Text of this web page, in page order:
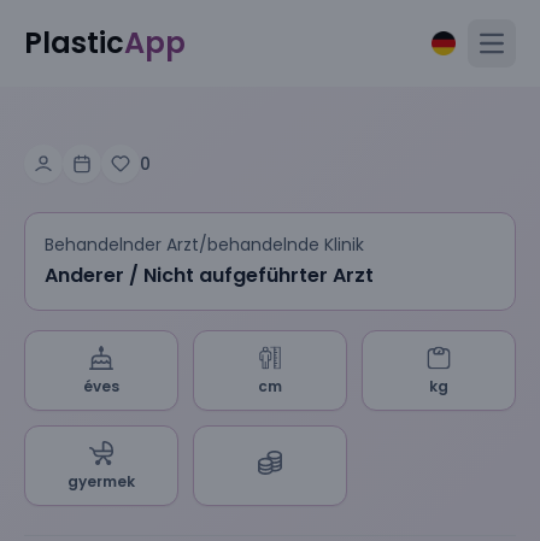
PlasticApp
0
Behandelnder Arzt/behandelnde Klinik
Anderer / Nicht aufgeführter Arzt
éves cm kg
gyermek